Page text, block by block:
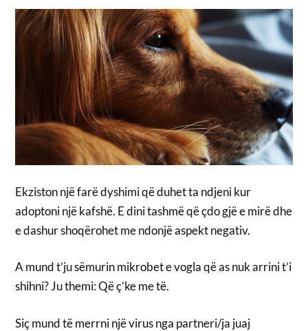
Ekziston një farë dyshimi që duhet ta ndjeni kur
adoptoni një kafshë. E dini tashmë që çdo gjë e mirë dhe
e dashur shoqërohet me ndonjë aspekt negativ.
A mund t’ju sëmurin mikrobet e vogla që as nuk arrini t’i
shihni? Ju themi: Që ç’ke me të.
Siç mund të merrni një virus nga partneri/ja juaj